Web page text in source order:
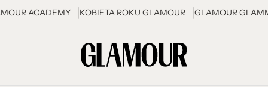
ACADEMY KOBIETA ROKU GLAMOUR GLAMOUR